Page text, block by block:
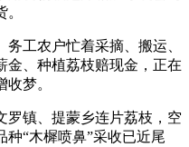
工农户忙着采摘、搬运、
金、种植荔枝赔现金，正在
梦。
镇、提蒙乡连片荔枝，空
“木樨喷鼻”采收已近尾